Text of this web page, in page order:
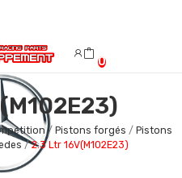
0
Pistons forgés
Pistons
2.3 Ltr 16V(M102E23)